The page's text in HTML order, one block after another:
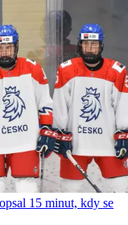
15 minut, kdy se